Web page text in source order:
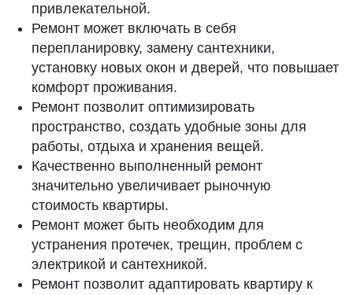
привлекательной.
Ремонт может включать в себя
перепланировку, замену сантехники,
установку новых окон и дверей, что повышает
комфорт проживания.
Ремонт позволит оптимизировать
пространство, создать удобные зоны для
работы, отдыха и хранения вещей.
Качественно выполненный ремонт
значительно увеличивает рыночную
стоимость квартиры.
Ремонт может быть необходим для
устранения протечек, трещин, проблем с
электрикой и сантехникой.
Ремонт позволит адаптировать квартиру к